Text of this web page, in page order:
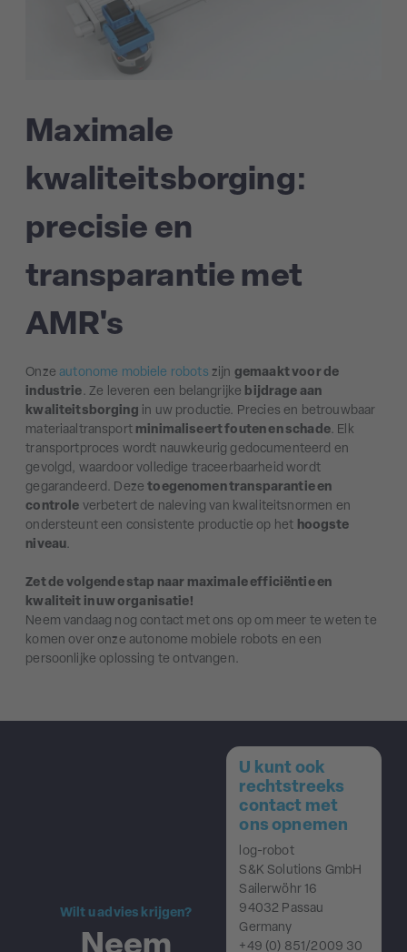
Maximale
kwaliteitsborging:
precisie en
transparantie met
AMR's
Onzeautonome mobiele robots zijn gemaakt voor de
industrie. Ze leveren een belangrijke bijdrage aan
kwaliteitsborging in uw productie. Precies en betrouwbaar
materiaaltransport minimaliseert fouten en schade. Elk
transportproces wordt nauwkeurig gedocumenteerd en
gevolgd, waardoor volledige traceerbaarheid wordt
gegarandeerd. Dezetoegenomen transparantie en
controle verbetert de naleving van kwaliteitsnormen en
ondersteunt een consistente productie op het hoogste
niveau.
Zet de volgende stap naar maximale efficiëntie en
kwaliteit in uw organisatie!
Neem vandaag nog contact met ons op om meer te weten te
komen over onze autonome mobiele robots en een
persoonlijke oplossing te ontvangen.
Wilt u advies krijgen?
U kunt ook
rechtstreeks
contact met
ons opnemen
log-robot
S&K Solutions GmbH
Sailerwöhr 16
94032 Passau
Germany
+49 (0) 851/2009 30